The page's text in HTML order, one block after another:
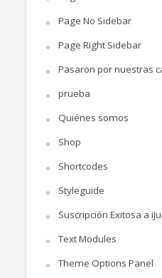
Page No Sidebar
Page Right Sidebar
Pasaron por nuestras
prueba
Quiénes somos
Shop
Shortcodes
Styleguide
Suscripción Exitosa a
Text Modules
Theme Options Panel